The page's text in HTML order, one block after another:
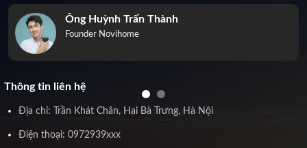
Ông Huỳnh Trấn Thành
Founder Novihome
Thông tin liên hệ
Địa chỉ: Trần Khát Chân, Hai Bà Trưng, Hà Nội
Điện thoại: 0972939xxx